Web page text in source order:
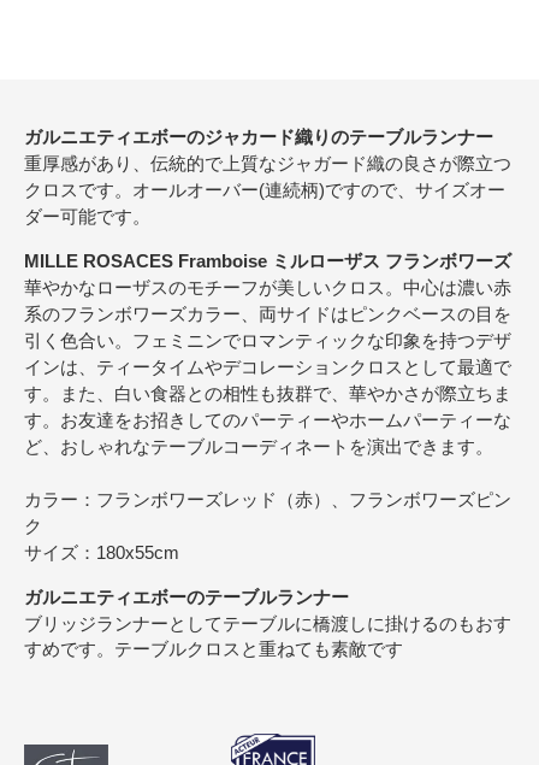
ガルニエティエボーのジャカード織りのテーブルランナー
重厚感があり、伝統的で上質なジャガード織の良さが際立つ
クロスです。オールオーバー(連続柄)ですので、サイズオー
ダー可能です。
MILLE ROSACES Framboise ミルローザス フランボワーズ
華やかなローザスのモチーフが美しいクロス。中心は濃い赤
系のフランボワーズカラー、両サイドはピンクベースの目を
引く色合い。フェミニンでロマンティックな印象を持つデザ
インは、ティータイムやデコレーションクロスとして最適で
す。また、白い食器との相性も抜群で、華やかさが際立ちま
す。お友達をお招きしてのパーティーやホームパーティーな
ど、おしゃれなテーブルコーディネートを演出できます。
カラー：フランボワーズレッド（赤）、フランボワーズピン
ク
サイズ：180x55cm
ガルニエティエボーのテーブルランナー
ブリッジランナーとしてテーブルに橋渡しに掛けるのもおす
すめです。テーブルクロスと重ねても素敵です